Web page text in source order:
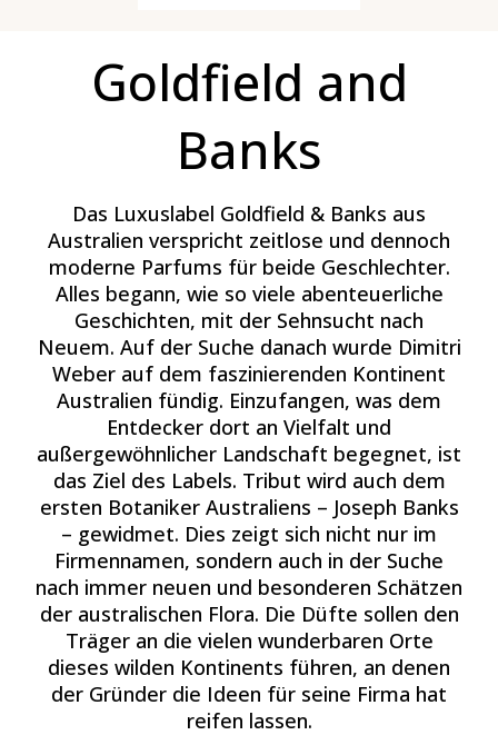
Goldfield and
Banks
Das Luxuslabel Goldfield & Banks aus
Australien verspricht zeitlose und dennoch
moderne Parfums für beide Geschlechter.
Alles begann, wie so viele abenteuerliche
Geschichten, mit der Sehnsucht nach
Neuem. Auf der Suche danach wurde Dimitri
Weber auf dem faszinierenden Kontinent
Australien fündig. Einzufangen, was dem
Entdecker dort an Vielfalt und
außergewöhnlicher Landschaft begegnet, ist
das Ziel des Labels. Tribut wird auch dem
ersten Botaniker Australiens – Joseph Banks
– gewidmet. Dies zeigt sich nicht nur im
Firmennamen, sondern auch in der Suche
nach immer neuen und besonderen Schätzen
der australischen Flora. Die Düfte sollen den
Träger an die vielen wunderbaren Orte
dieses wilden Kontinents führen, an denen
der Gründer die Ideen für seine Firma hat
reifen lassen.